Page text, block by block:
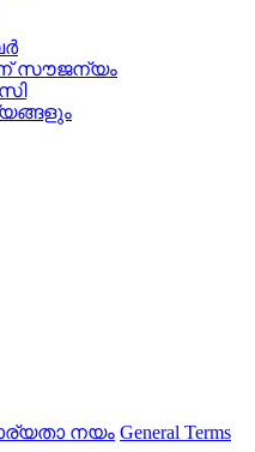
സൗജന്യം
നയം General Terms